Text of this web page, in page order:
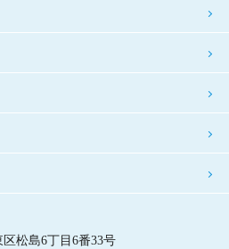
松島6丁目6番33号